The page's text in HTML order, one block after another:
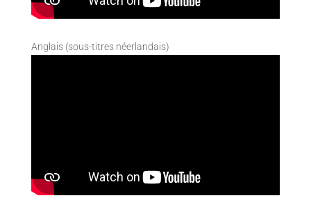
Anglais (sous-titres néerlandais)